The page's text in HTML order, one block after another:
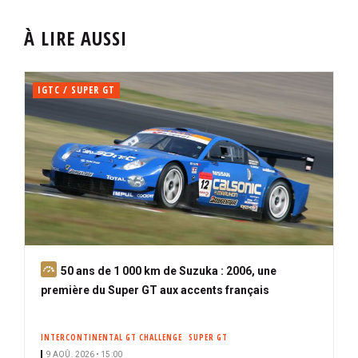
À LIRE AUSSI
IGTC / SUPER GT
A
b
50 ans de 1 000 km de Suzuka : 2006, une
première du Super GT aux accents français
INTERCONTINENTAL GT CHALLENGE SUPER GT
9 AOÛ. 2026 • 15:00